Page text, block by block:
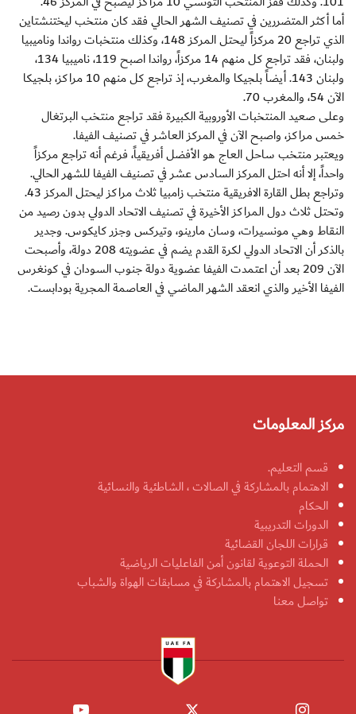
أما أكثر المتضررين في تصنيف الشهر الحالي فقد كان منتخب ليختنشتاين
الذي تراجع 20 مركزاً ليحتل المركز 148، وكذلك منتخبات رواندا وناميبيا
ولبنان، فقد تراجع كل منهم 14 مركزاً، رواندا اصبح 119، ناميبيا 134،
ولبنان 143. أيضاً بلجيكا والمغرب، إذ تراجع كل منهم 10 مراكز، بلجيكا
الآن 54، والمغرب 70.
وعلى صعيد المنتخبات الأوروبية الكبيرة فقد تراجع منتخب البرتغال
خمس مراكز، واصبح الآن في المركز العاشر في تصنيف الفيفا.
ويعتبر منتخب ساحل العاج هو الأفضل أفريقياً، فرغم أنه تراجع مركزاً
واحداً، إلا أنه احتل المركز السادس عشر في تصنيف الفيفا للشهر الحالي.
وتراجع بطل القارة الافريقية منتخب زامبيا ثلاث مراكز ليحتل المركز 43.
وتحتل ثلاث دول المراكز الأخيرة في تصنيف الاتحاد الدولي بدون رصيد من
النقاط وهي مونسيرات، وسان مارينو، وتيركس وجزر كايكوس. وجدير
بالذكر أن الاتحاد الدولي لكرة القدم يضم في عضويته 208 دولة، وأصبحت
الآن 209 بعد أن اعتمدت الفيفا عضوية دولة جنوب السودان في كونغرس
الفيفا الأخير والذي انعقد الشهر الماضي في العاصمة المجرية بودابست.
مركز المعلومات
قسم التعليم.
الاهتمام بالمشاركة في الصالات ، الشاطئية والنسائية
الحكام
الدورات التدريبية
قرارات اللجان القضائية
الحملة التوعوية لقانون أمن الفاعليات الرياضية
تسجيل الاهتمام بالمشاركة في مسابقات الهواة والشباب
تواصل معنا